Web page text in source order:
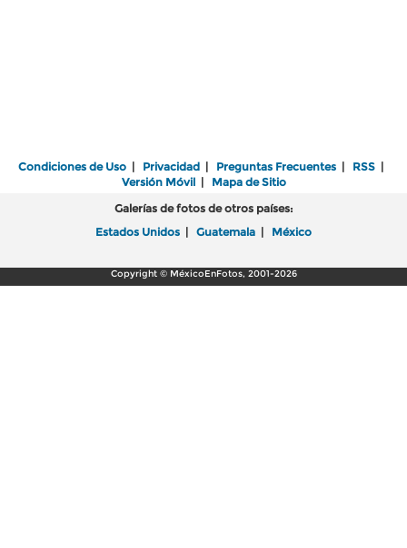
Condiciones de Uso | Privacidad | Preguntas Frecuentes | RSS |
Versión Móvil| Mapa de Sitio
Galerías de fotos de otros países:
Estados Unidos | Guatemala | México
Copyright © MéxicoEnFotos, 2001-2026